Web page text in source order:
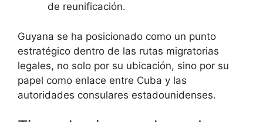
de reunificación.
Guyana se ha posicionado como un punto
estratégico dentro de las rutas migratorias
legales, no solo por su ubicación, sino por su
papel como enlace entre Cuba y las
autoridades consulares estadounidenses.